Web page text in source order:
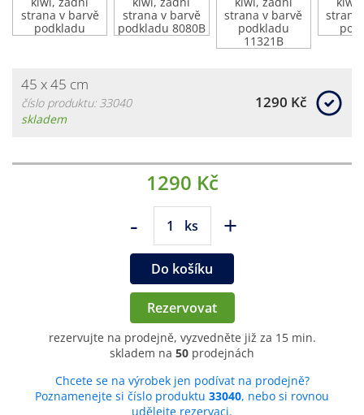
45 x 45 cm
číslo produktu: 33040
skladem
1290 Kč
1290 Kč
- ks +
Do košíku
Rezervovat
rezervujte na prodejně, vyzvedněte již za 15 min.
skladem na 50 prodejnách
Chcete se na výrobek jen podívat na prodejně?
Poznamenejte si číslo produktu 33040, nebo si rovnou
udělejte rezervaci.